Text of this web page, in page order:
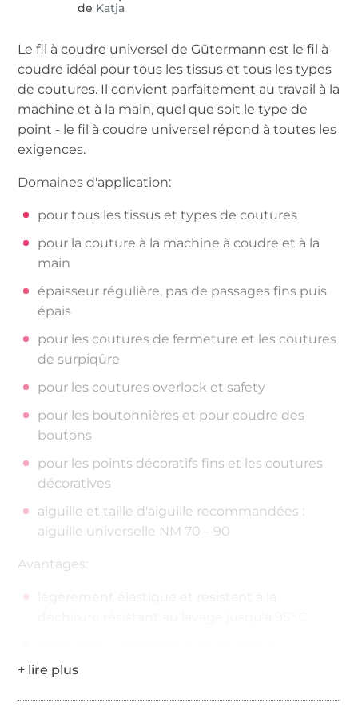
de Katja
Le fil à coudre universel de Gütermann est le fil à
coudre idéal pour tous les tissus et tous les types
de coutures. Il convient parfaitement au travail à la
machine et à la main, quel que soit le type de
point - le fil à coudre universel répond à toutes les
exigences.
Domaines d'application:
pour tous les tissus et types de coutures
pour la couture à la machine à coudre et à la
main
épaisseur régulière, pas de passages fins puis
épais
pour les coutures de fermeture et les coutures
de surpiqûre
pour les coutures overlock et safety
pour les boutonnières et pour coudre des
boutons
pour les points décoratifs fins et les coutures
décoratives
aiguille et taille d'aiguille recommandées :
aiguille universelle NM 70 – 90
Avantages:
200 mètres sur la bobine
Épaisseur de fil : No./Tkt. 100 | dtex 300/2 | Nm